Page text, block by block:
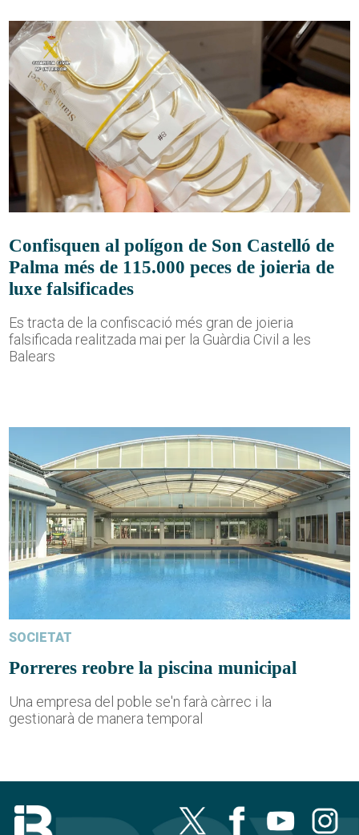
Confisquen al polígon de Son Castelló de
Palma més de 115.000 peces de joieria de
luxe falsificades
Es tracta de la confiscació més gran de joieria
falsificada realitzada mai per la Guàrdia Civil a les
Balears
SOCIETAT
Porreres reobre la piscina municipal
Una empresa del poble se'n farà càrrec i la
gestionarà de manera temporal